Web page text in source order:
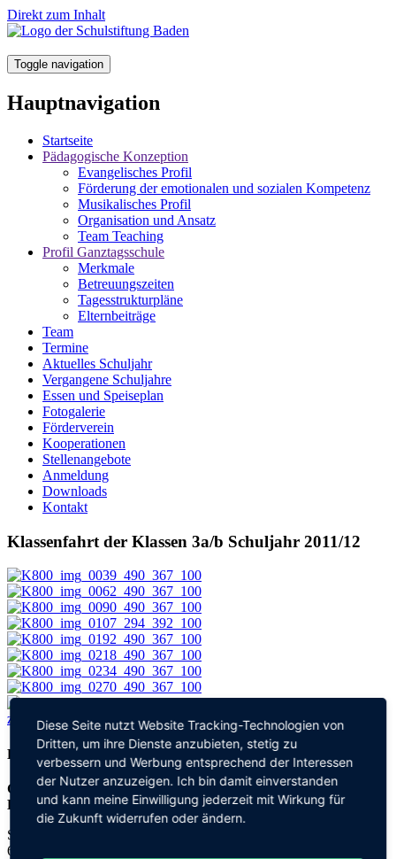
Direkt zum Inhalt
Toggle navigation
Hauptnavigation
Startseite
Pädagogische Konzeption
Evangelisches Profil
Förderung der emotionalen und sozialen Kompetenz
Musikalisches Profil
Organisation und Ansatz
Team Teaching
Profil Ganztagsschule
Merkmale
Betreuungszeiten
Tagesstrukturpläne
Elternbeiträge
Team
Termine
Aktuelles Schuljahr
Vergangene Schuljahre
Essen und Speiseplan
Fotogalerie
Förderverein
Kooperationen
Stellenangebote
Anmeldung
Downloads
Kontakt
Klassenfahrt der Klassen 3a/b Schuljahr 2011/12
zurück
Kontakt
Grundschule an der
Elisabeth-von-Thadden-Schule
Steinhofweg 95
69123 Heidelberg
Diese Seite nutzt Website Tracking-Technologien von
Dritten, um ihre Dienste anzubieten, stetig zu
verbessern und Werbung entsprechend der Interessen
der Nutzer anzuzeigen. Ich bin damit einverstanden
und kann meine Einwilligung jederzeit mit Wirkung für
die Zukunft widerrufen oder ändern.